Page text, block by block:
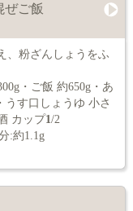
ぜご飯
、粉ざんしょうをふ
・ご飯 約650g・あ
・うす口しょうゆ 小さ
カップ1 /2
:約1.1g